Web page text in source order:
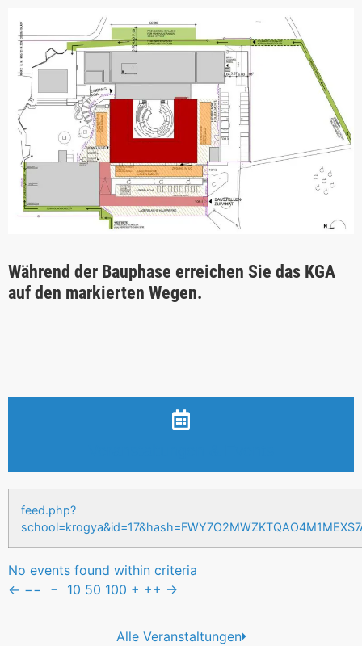
Während der Bauphase erreichen Sie das KGA
auf den markierten Wegen.
feed.php?
No events found within criteria
← −− − 10 50 100 + ++ →
Alle Veranstaltungen